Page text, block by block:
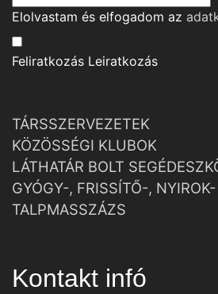
Elolvastam és elfogadom az
Feliratkozás Leiratkozás
TÁRSSZERVEZETEK
KÖZÖSSÉGI KLUBOK
LÁTHATÁR BOLT
GYÓGY-, FRISSÍTŐ-, NYIROK-
TALPMASSZÁZS
Kontakt infó